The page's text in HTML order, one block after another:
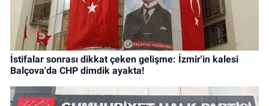
İstifalar sonrası dikkat çeken gelişme: İzmir'in kalesi
Balçova'da CHP dimdik ayakta!